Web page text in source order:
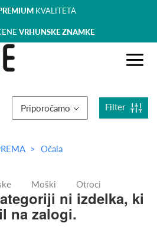
KVALITETA
VRHUNSKE ZNAMKE
Priporočamo Filter
Očala
Moški Otroci
ni izdelka, ki
na zalogi.